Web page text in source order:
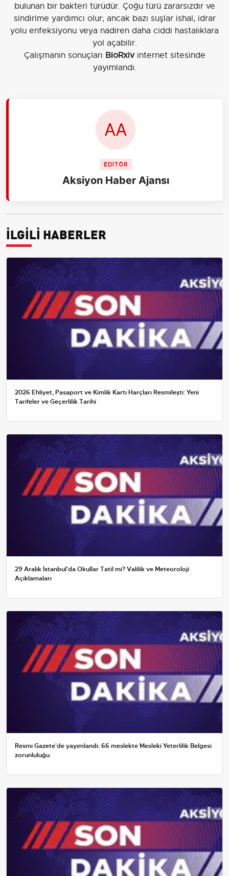
bulunan bir bakteri türüdür. Çoğu türü zararsızdır ve
sindirime yardımcı olur; ancak bazı suşlar ishal, idrar
yolu enfeksiyonu veya nadiren daha ciddi hastalıklara
yol açabilir.
Çalışmanın sonuçları BioRxivinternet sitesinde
yayımlandı.
EDİTÖR
Aksiyon Haber Ajansı
İLGİLİ HABERLER
2026 Ehliyet, Pasaport ve Kimlik Kartı Harçları Resmileşti: Yeni
Tarifeler ve Geçerlilik Tarihi
29 Aralık İstanbul'da Okullar Tatil mi? Valilik ve Meteoroloji
Açıklamaları
Resmi Gazete'de yayımlandı: 66 meslekte Mesleki Yeterlilik Belgesi
zorunluluğu